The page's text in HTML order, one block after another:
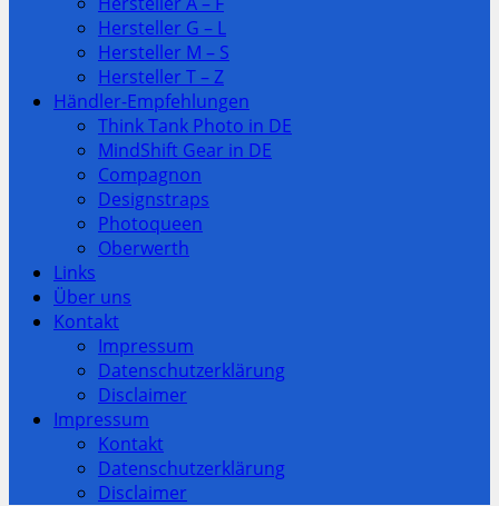
Hersteller G – L
Hersteller M – S
Hersteller T – Z
Händler-Empfehlungen
Think Tank Photo in DE
MindShift Gear in DE
Compagnon
Designstraps
Photoqueen
Oberwerth
Links
Über uns
Kontakt
Impressum
Datenschutzerklärung
Disclaimer
Impressum
Kontakt
Datenschutzerklärung
Disclaimer